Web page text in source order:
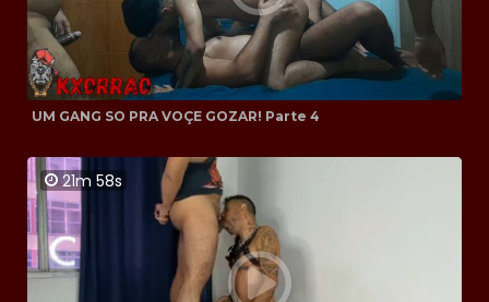
UM GANG SO PRA VOÇE GOZAR! Parte 4
21m 58s